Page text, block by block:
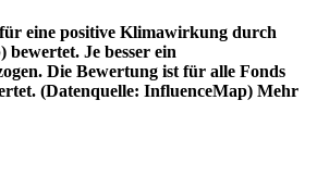
eine positive Klimawirkung durch
Je besser ein
Die Bewertung ist für alle Fonds
(Datenquelle: InfluenceMap) Mehr